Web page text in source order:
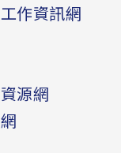
作資訊網
源網